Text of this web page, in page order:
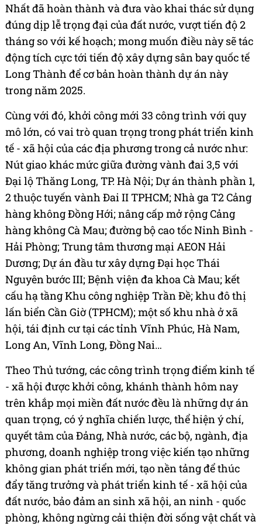
Nhất đã hoàn thành và đưa vào khai thác sử dụng
đúng dịp lễ trọng đại của đất nước, vượt tiến độ 2
tháng so với kế hoạch; mong muốn điều này sẽ tác
động tích cực tới tiến độ xây dựng sân bay quốc tế
Long Thành để cơ bản hoàn thành dự án này
trong năm 2025.
Cùng với đó, khởi công mới 33 công trình với quy
mô lớn, có vai trò quan trọng trong phát triển kinh
tế - xã hội của các địa phương trong cả nước như:
Nút giao khác mức giữa đường vành đai 3,5 với
Đại lộ Thăng Long, TP. Hà Nội; Dự án thành phần 1,
2 thuộc tuyến vành Đai II TPHCM; Nhà ga T2 Cảng
hàng không Đồng Hới; nâng cấp mở rộng Cảng
hàng không Cà Mau; đường bộ cao tốc Ninh Bình -
Hải Phòng; Trung tâm thương mại AEON Hải
Dương; Dự án đầu tư xây dựng Đại học Thái
Nguyên bước III; Bệnh viện đa khoa Cà Mau; kết
cấu hạ tầng Khu công nghiệp Trần Đề; khu đô thị
lấn biển Cần Giờ (TPHCM); một số khu nhà ở xã
hội, tái định cư tại các tỉnh Vĩnh Phúc, Hà Nam,
Long An, Vĩnh Long, Đồng Nai…
Theo Thủ tướng, các công trình trọng điểm kinh tế
- xã hội được khởi công, khánh thành hôm nay
trên khắp mọi miền đất nước đều là những dự án
quan trọng, có ý nghĩa chiến lược, thể hiện ý chí,
quyết tâm của Đảng, Nhà nước, các bộ, ngành, địa
phương, doanh nghiệp trong việc kiến tạo những
không gian phát triển mới, tạo nền tảng để thúc
đẩy tăng trưởng và phát triển kinh tế - xã hội của
đất nước, bảo đảm an sinh xã hội, an ninh - quốc
phòng, không ngừng cải thiện đời sống vật chất và